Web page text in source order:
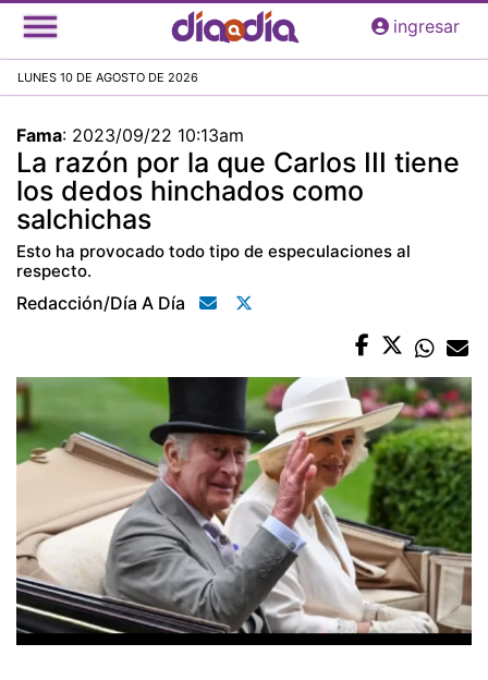
Pasar
al
principal
ingresar
LUNES 10 DE AGOSTO DE 2026
Fama: 2023/09/22 10:13am
La razón por la que Carlos III tiene
los dedos hinchados como
salchichas
Esto ha provocado todo tipo de especulaciones al
respecto.
Redacción/día A Día